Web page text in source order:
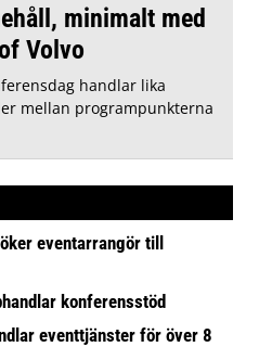
minimalt med
Volvo
handlar lika
mellan programpunkterna
eventarrangör till
konferensstöd
eventtjänster för över 8